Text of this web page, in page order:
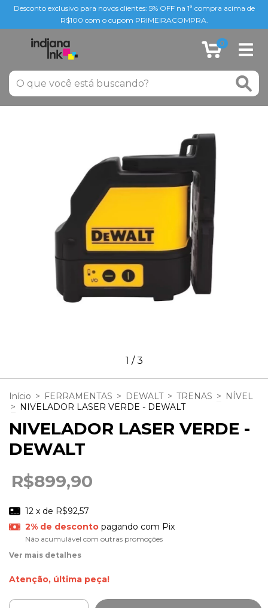
Desconto exclusivo para novos clientes: 5% OFF na 1ª compra acima de
R$100 com o cupom PRIMEIRACOMPRA.
0
1 /3
Início > FERRAMENTAS > DEWALT > TRENAS > NÍVEL
> NIVELADOR LASER VERDE - DEWALT
NIVELADOR LASER VERDE -
DEWALT
R$899,90
12 x de R$92,57
2% de descontopagando com Pix
Não acumulável com outras promoções
Ver mais detalhes
Atenção, última peça!